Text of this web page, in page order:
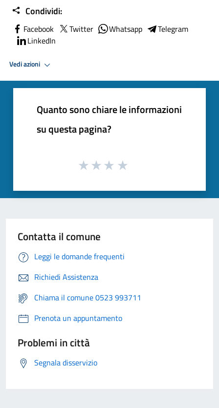
Condividi:
Facebook Twitter Whatsapp
Telegram
LinkedIn
Vedi azioni
Quanto sono chiare le informazioni
su questa pagina?
Contatta il comune
Leggi le domande frequenti
Richiedi Assistenza
Chiama il comune 0523 993711
Prenota un appuntamento
Problemi in città
Segnala disservizio